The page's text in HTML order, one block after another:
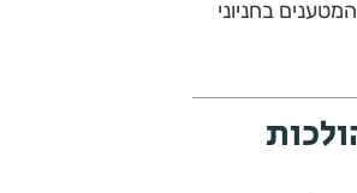
בחניוני